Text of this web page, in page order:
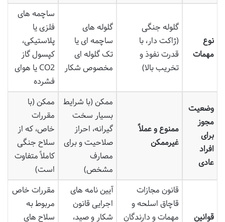
نوع
مهمات
گلوله جنگی
(ژاکت دار، با
قدرت نفوذ و
تخریب بالا)
گلوله های
ساچمه ای یا
تک گلوله ای
مخصوص شکار
ساچمه های
فلزی یا
پلاستیکی،
کپسول گاز
CO2 یا هوای
فشرده
وضعیت
مجوز
برای
افراد
عادی
ممنوع و عملاً
غیرممکن
ممکن (با شرایط
بسیار سخت
گیرانه، احراز
صلاحیت و برای
مصارف
مشخص)
ممکن (با
مقررات
خاص، که از
سلاح جنگی
کاملاً متفاوت
است)
قوانین
قانون مجازات
قاچاق اسلحه و
مهمات و دارندگان
آیین نامه های
اجرایی قانون
شکار و صید،
مقررات خاص
مربوط به
سلاح های